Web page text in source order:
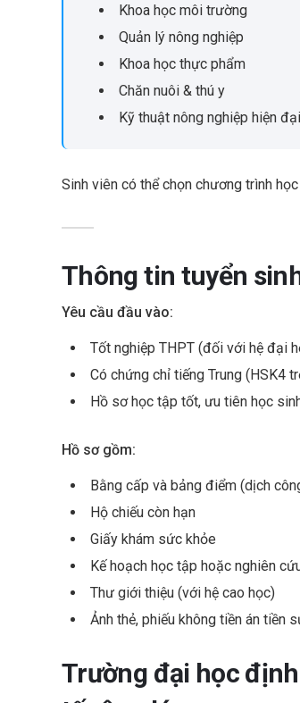
Khoa học môi trường
Quản lý nông nghiệp
Khoa học thực phẩm
Chăn nuôi & thú y
Kỹ thuật nông nghiệp hiện đại
Sinh viên có thể chọn chương trình học
Thông tin tuyển
Yêu cầu đầu vào:
Tốt nghiệp THPT (đối với hệ đại
Có chứng chỉ tiếng Trung (HSK4
Hồ sơ học tập tốt, ưu tiên học
Hồ sơ gồm:
Bằng cấp và bảng điểm (dịch
Hộ chiếu còn hạn
Giấy khám sức khỏe
Kế hoạch học tập hoặc nghiên
Thư giới thiệu (với hệ cao học)
Ảnh thẻ, phiếu không tiền án tiền
Trường đại học